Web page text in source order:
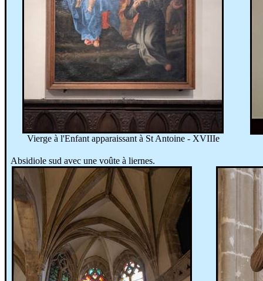
Vierge à l'Enfant apparaissant à St Antoine - XVIIIe
Absidiole sud avec une voûte à liernes.